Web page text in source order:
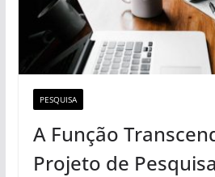
PESQUISA
A Função
Projeto de